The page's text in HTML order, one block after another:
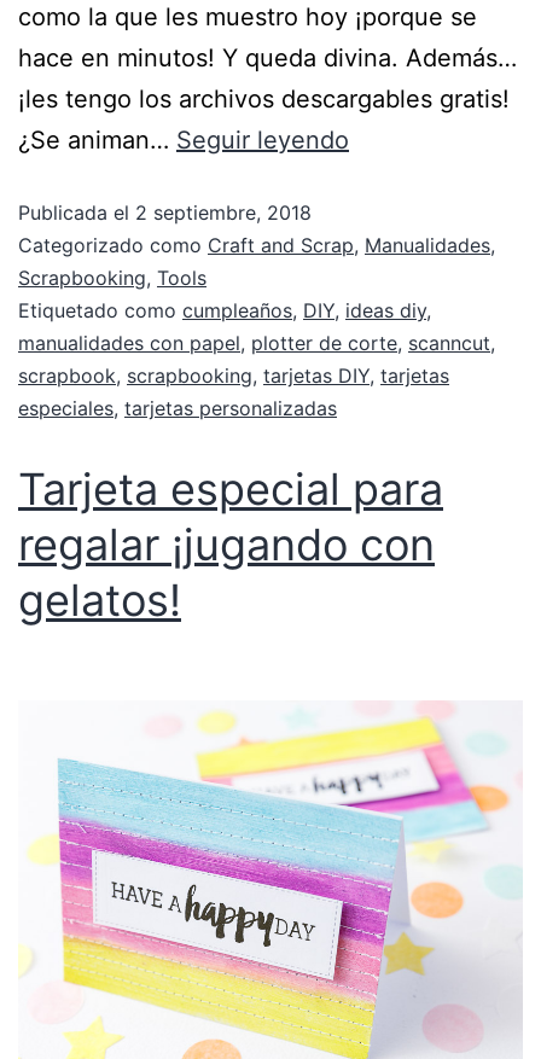
como la que les muestro hoy ¡porque se
hace en minutos! Y queda divina. Además…
¡les tengo los archivos descargables gratis!
¿Se animan… Seguir leyendo
Publicada el 2 septiembre, 2018
Categorizado como Craft and Scrap, Manualidades,
Scrapbooking, Tools
Etiquetado como cumpleaños, DIY, ideas diy,
manualidades con papel, plotter de corte, scanncut,
scrapbook, scrapbooking, tarjetas DIY, tarjetas
especiales, tarjetas personalizadas
Tarjeta especial para
regalar ¡jugando con
gelatos!